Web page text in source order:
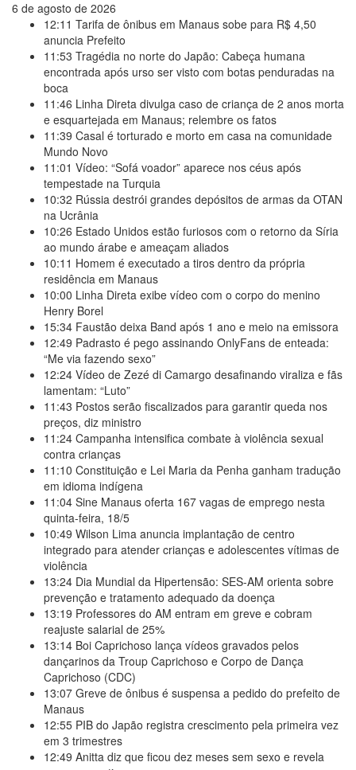
6 de agosto de 2026
12:11 Tarifa de ônibus em Manaus sobe para R$ 4,50
anuncia Prefeito
11:53 Tragédia no norte do Japão: Cabeça humana
encontrada após urso ser visto com botas penduradas na
boca
11:46 Linha Direta divulga caso de criança de 2 anos morta
e esquartejada em Manaus; relembre os fatos
11:39 Casal é torturado e morto em casa na comunidade
Mundo Novo
11:01 Vídeo: “Sofá voador” aparece nos céus após
tempestade na Turquia
10:32 Rússia destrói grandes depósitos de armas da OTAN
na Ucrânia
10:26 Estado Unidos estão furiosos com o retorno da Síria
ao mundo árabe e ameaçam aliados
10:11 Homem é executado a tiros dentro da própria
residência em Manaus
10:00 Linha Direta exibe vídeo com o corpo do menino
Henry Borel
15:34 Faustão deixa Band após 1 ano e meio na emissora
12:49 Padrasto é pego assinando OnlyFans de enteada:
“Me via fazendo sexo”
12:24 Vídeo de Zezé di Camargo desafinando viraliza e fãs
lamentam: “Luto”
11:43 Postos serão fiscalizados para garantir queda nos
preços, diz ministro
11:24 Campanha intensifica combate à violência sexual
contra crianças
11:10 Constituição e Lei Maria da Penha ganham tradução
em idioma indígena
11:04 Sine Manaus oferta 167 vagas de emprego nesta
quinta-feira, 18/5
10:49 Wilson Lima anuncia implantação de centro
integrado para atender crianças e adolescentes vítimas de
violência
13:24 Dia Mundial da Hipertensão: SES-AM orienta sobre
prevenção e tratamento adequado da doença
13:19 Professores do AM entram em greve e cobram
reajuste salarial de 25%
13:14 Boi Caprichoso lança vídeos gravados pelos
dançarinos da Troup Caprichoso e Corpo de Dança
Caprichoso (CDC)
13:07 Greve de ônibus é suspensa a pedido do prefeito de
Manaus
12:55 PIB do Japão registra crescimento pela primeira vez
em 3 trimestres
12:49 Anitta diz que ficou dez meses sem sexo e revela